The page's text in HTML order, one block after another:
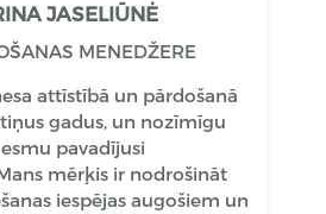
JASELIŪNĖ
MENEDŽERE
attīstībā un pārdošanā
gadus, un nozīmīgu
pavadījusi
mērķis ir nodrošināt
iespējas augošiem un